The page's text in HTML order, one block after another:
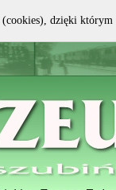
(cookies), dzięki